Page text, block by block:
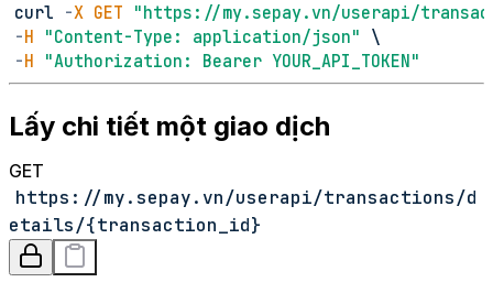
curl -X GET "https://my.sepay.vn/userapi/
-H "Content-Type: application/json" \
-H "Authorization: Bearer YOUR_API_TOKEN"
Lấy chi tiết một giao dịch
GET
https://my.sepay.vn/userapi/transactions/d
etails/{transaction_id}